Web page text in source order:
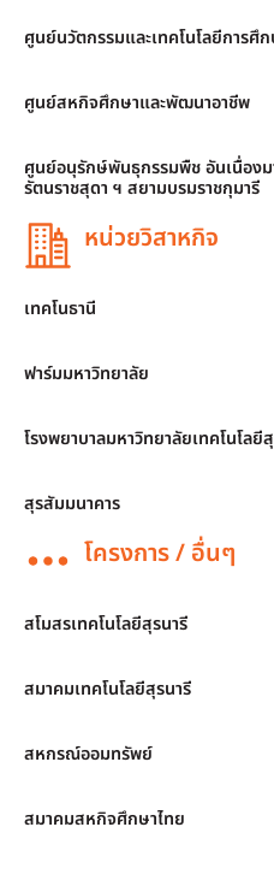
ศูนย์นวัตกรรมและเทคโนโลยีการศึก
ศูนย์สหกิจศึกษาและพัฒนาอาชีพ
ศูนย์อนุรักษ์พันธุกรรมพืช อันเนื่องม
รัตนราชสุดา ฯ สยามบรมราชกุมารี
หน่วยวิสาหกิจ
เทคโนธานี
ฟาร์มมหาวิทยาลัย
โรงพยาบาลมหาวิทยาลัยเทคโนโลยี
สุรสัมมนาคาร
โครงการ / อื่นๆ
สโมสรเทคโนโลยีสุรนารี
สมาคมเทคโนโลยีสุรนารี
สหกรณ์ออมทรัพย์
สมาคมสหกิจศึกษาไทย